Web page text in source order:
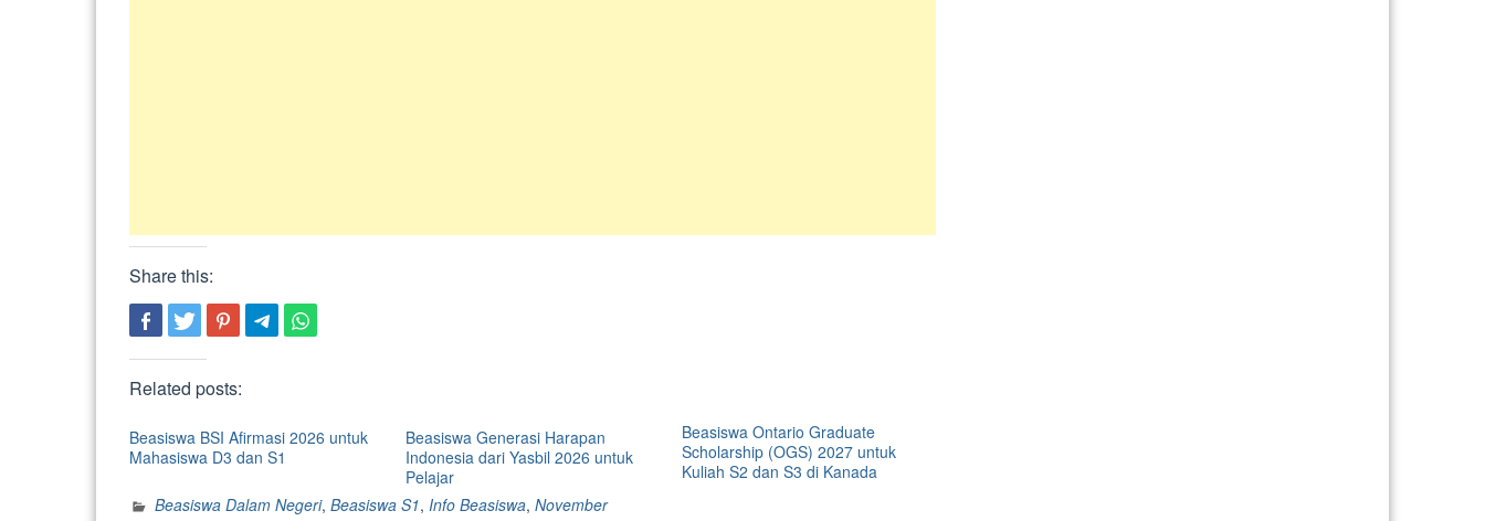
Share this:
Related posts:
Beasiswa BSI Afirmasi 2026 untuk
Mahasiswa D3 dan S1
Beasiswa Generasi Harapan
Indonesia dari Yasbil 2026 untuk
Pelajar
Beasiswa Ontario Graduate
Scholarship (OGS) 2027 untuk
Kuliah S2 dan S3 di Kanada
Beasiswa Dalam Negeri, Beasiswa S1, Info Beasiswa, November